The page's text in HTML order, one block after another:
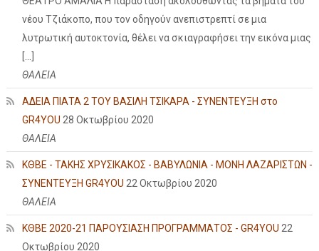
νέου Τζιάκοπο, που τον οδηγούν ανεπιστρεπτί σε μια
λυτρωτική αυτοκτονία, θέλει να σκιαγραφήσει την εικόνα μιας
ΘΑΛΕΙΑ
ΑΔΕΙΑ ΠΙΑΤΑ 2 ΤΟΥ ΒΑΣΙΛΗ ΤΣΙΚΑΡΑ - ΣΥΝΕΝΤΕΥΞΗ στο
GR4YOU 28 Οκτωβρίου 2020
ΘΑΛΕΙΑ
ΚΘΒΕ - ΤΑΚΗΣ ΧΡΥΣΙΚΑΚΟΣ - ΒΑΒΥΛΩΝΙΑ - ΜΟΝΗ ΛΑΖΑΡΙΣΤΩΝ -
ΣΥΝΕΝΤΕΥΞΗ GR4YOU 22 Οκτωβρίου 2020
ΘΑΛΕΙΑ
ΚΘΒΕ 2020-21 ΠΑΡΟΥΣΙΑΣΗ ΠΡΟΓΡΑΜΜΑΤΟΣ - GR4YOU 22
Οκτωβρίου 2020